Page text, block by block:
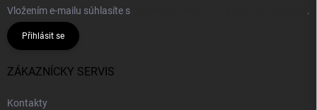
Vložením e-mailu súhlasíte s .
Přihlásit se
ZÁKAZNÍCKY SERVIS
Kontakty